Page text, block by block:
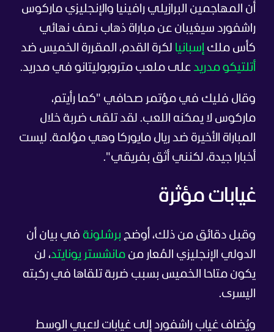
أن المهاجمين البرازيلي رافينيا والإنجليزي ماركوس
راشفورد سيغيبان عن مباراة ذهاب نصف نهائي
كأس ملك إسبانيا لكرة القدم، المقررة الخميس ضد
أتلتيكو مدريد على ملعب متروبوليتانو في مدريد.
وقال فليك في مؤتمر صحافي "كما رأيتم،
ماركوس لا يمكنه اللعب. لقد تلقى ضربة خلال
المباراة الأخيرة ضد ريال مايوركا وهي مؤلمة. ليست
أخبارا جيدة، لكنني أثق بفريقي".
غيابات مؤثرة
وقبل دقائق من ذلك، أوضح برشلونة في بيان أن
الدولي الإنجليزي المُعار من مانشستر يونايتد، لن
يكون متاحا الخميس بسبب ضربة تلقاها في ركبته
اليسرى.
ويُضاف غياب راشفورد إلى غيابات لاعبي الوسط